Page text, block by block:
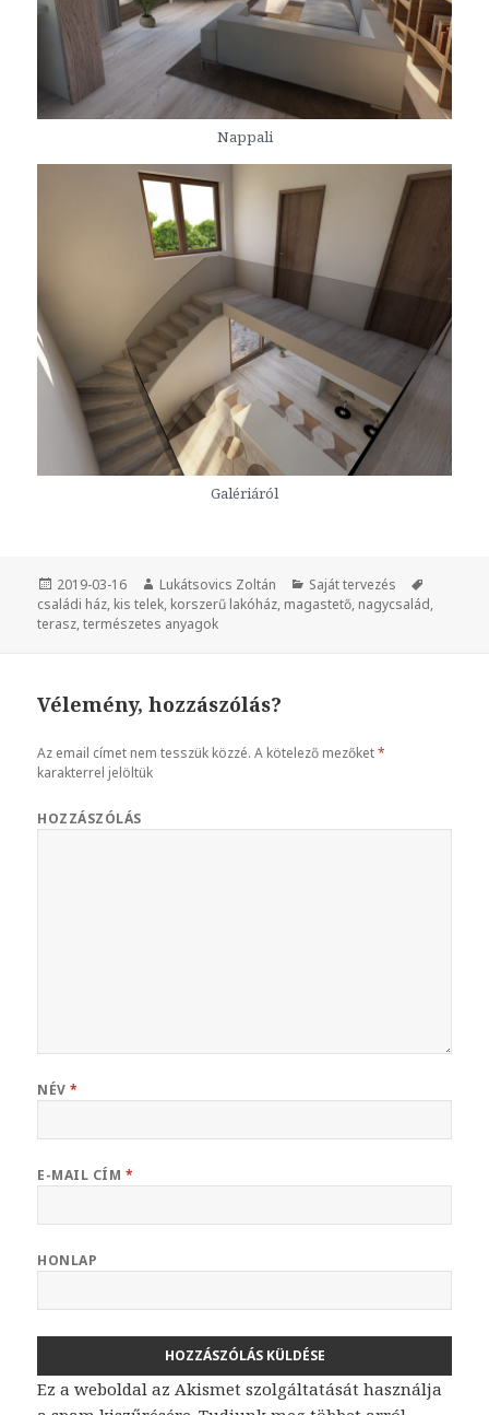
Nappali
Galériáról
Közzétéve
2019-03-16 Szerző
Lukátsovics Zoltán Kategória
Saját tervezés
családi ház, kis telek, korszerű lakóház, magastető, nagycsalád,
terasz,természetes anyagok
Vélemény, hozzászólás?
Az email címet nem tesszük közzé. A kötelező mezőket*
karakterrel jelöltük
HOZZÁSZÓLÁS
NÉV*
E-MAIL CÍM *
HONLAP
Ez a weboldal az Akismet szolgáltatását használja